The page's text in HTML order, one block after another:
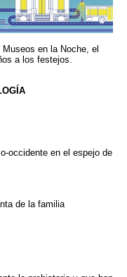
en la Noche, el
a los festejos.
occidente en el espejo de
de la familia